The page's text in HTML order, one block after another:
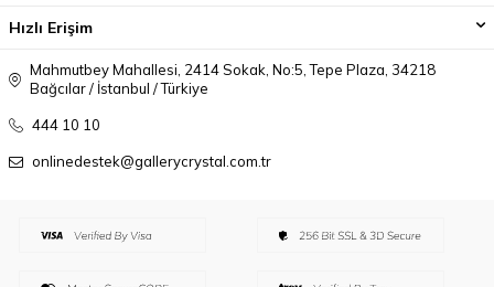
Hızlı Erişim
Mahmutbey Mahallesi, 2414 Sokak, No:5, Tepe Plaza, 34218
Bağcılar / İstanbul / Türkiye
444 10 10
onlinedestek@gallerycrystal.com.tr